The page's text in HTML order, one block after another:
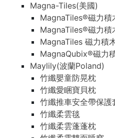
Magna-Tiles(美國)
MagnaTiles®磁力積
MagnaTiles®磁力積
MagnaTiles 磁力積
MagnaQubix®磁力
Maylily(波蘭Poland)
竹纖嬰童防晃枕
竹纖愛睏寶貝枕
竹纖推車安全帶保護
竹纖柔雲毯
竹纖柔雲蓬蓬枕